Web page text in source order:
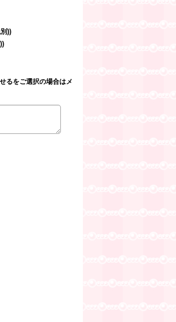
))
)
るをご選択の場合はメ